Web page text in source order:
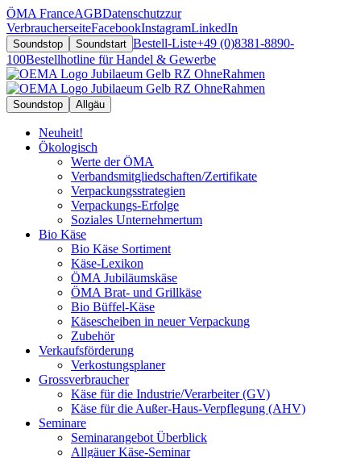
ÖMA FranceAGBDatenschutzzur
VerbraucherseiteFacebookInstagramLinkedIn
Soundstop Soundstart Bestell-Liste+49 (0)8381-8890-
100Bestellhotline für Handel & Gewerbe
Soundstop Allgäu
Neuheit!
Ökologisch
Werte der ÖMA
Verbandsmitgliedschaften/Zertifikate
Verpackungsstrategien
Verpackungs-Erfolge
Soziales Unternehmertum
Bio Käse
Bio Käse Sortiment
Käse-Lexikon
ÖMA Jubiläumskäse
ÖMA Brat- und Grillkäse
Bio Büffel-Käse
Käsescheiben in neuer Verpackung
Zubehör
Verkaufsförderung
Verkostungsplaner
Grossverbraucher
Käse für die Industrie/Verarbeiter (GV)
Käse für die Außer-Haus-Verpflegung (AHV)
Seminare
Seminarangebot Überblick
Allgäuer Käse-Seminar